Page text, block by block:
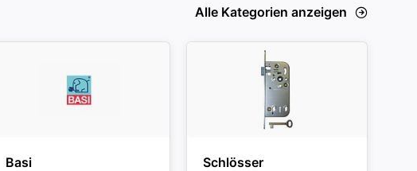
Alle Kategorien anzeigen
Basi
Schlösser